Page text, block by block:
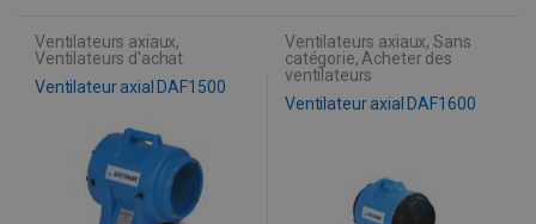
Ventilateurs axiaux,
Ventilateurs d'achat
Ventilateur axial DAF1500
Ventilateurs axiaux,Sans
catégorie, Acheter des
ventilateurs
Ventilateur axial DAF1600